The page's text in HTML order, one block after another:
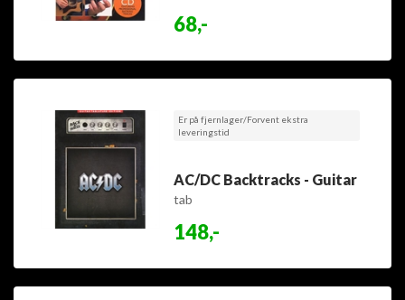
68,-
Er på fjernlager/Forvent ekstra
leveringstid
AC/DC Backtracks - Guitar
tab
148,-